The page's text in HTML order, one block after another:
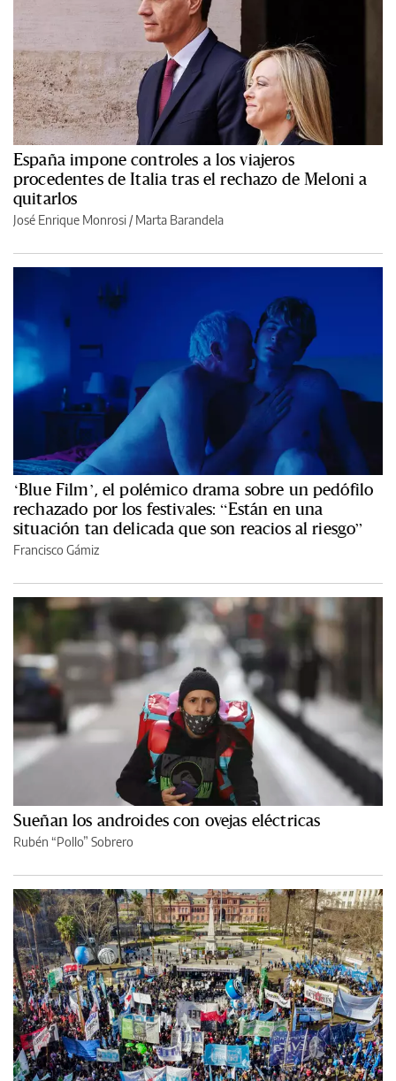
España impone controles a los viajeros
procedentes de Italia tras el rechazo de Meloni a
quitarlos
José Enrique Monrosi / Marta Barandela
‘Blue Film’, el polémico drama sobre un pedófilo
rechazado por los festivales: “Están en una
situación tan delicada que son reacios al riesgo”
Francisco Gámiz
Sueñan los androides con ovejas eléctricas
Rubén “Pollo” Sobrero